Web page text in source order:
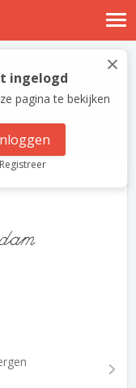
×
ingelogd
pagina te bekijken
Registreer